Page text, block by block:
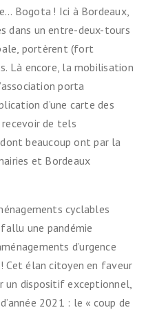
Bogota ! Ici à Bordeaux,
dans un entre-deux-tours
portèrent (fort
Là encore, la mobilisation
porta
d’une carte des
de tels
beaucoup ont par la
et Bordeaux
cyclables
une pandémie
d’urgence
Cet élan citoyen en faveur
dispositif exceptionnel,
2021 : le « coup de